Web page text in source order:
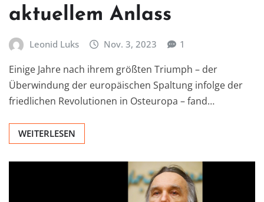
aktuellem Anlass
Leonid Luks Nov. 3, 2023 1
Einige Jahre nach ihrem größten Triumph – der
Überwindung der europäischen Spaltung infolge der
friedlichen Revolutionen in Osteuropa – fand…
WEITERLESEN